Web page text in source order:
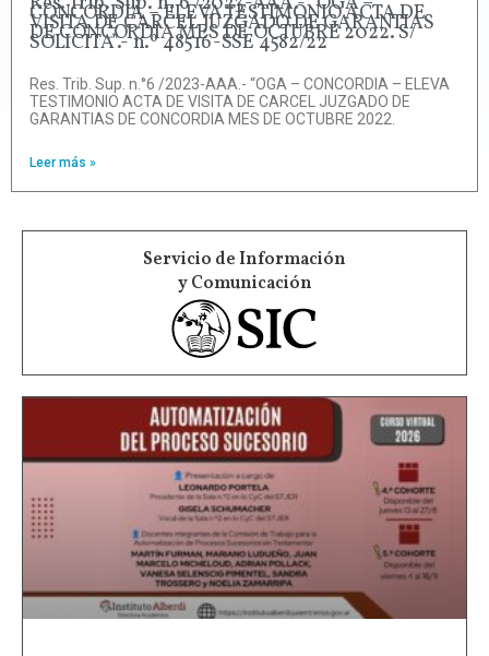
CONCORDIA – ELEVA TESTIMONIO ACTA DE
VISITA DE CARCEL JUZGADO DE GARANTIAS
DE CONCORDIA MES DE OCTUBRE 2022. S/
SOLICITA”.- n.º 48516-SSE 4582/22
Res. Trib. Sup. n.°6 /2023-AAA.- “OGA – CONCORDIA – ELEVA
TESTIMONIO ACTA DE VISITA DE CARCEL JUZGADO DE
GARANTIAS DE CONCORDIA MES DE OCTUBRE 2022.
Leer más »
Servicio de Información
y Comunicación